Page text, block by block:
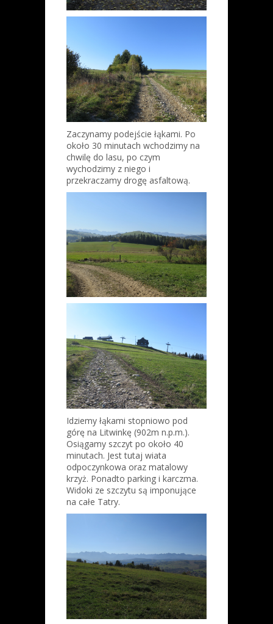
Zaczynamy podejście łąkami. Po
około 30 minutach wchodzimy na
chwilę do lasu, po czym
wychodzimy z niego i
przekraczamy drogę asfaltową.
Idziemy łąkami stopniowo pod
górę na Litwinkę (902m n.p.m.).
Osiągamy szczyt po około 40
minutach. Jest tutaj wiata
odpoczynkowa oraz matalowy
krzyż. Ponadto parking i karczma.
Widoki ze szczytu są imponujące
na całe Tatry.